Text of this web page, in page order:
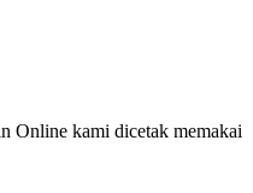
Online kami dicetak memakai